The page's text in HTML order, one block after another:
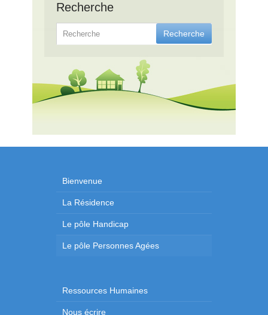
Recherche
Bienvenue
La Résidence
Le pôle Handicap
Le pôle Personnes Agées
Ressources Humaines
Nous écrire